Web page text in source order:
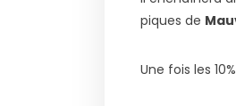
piques de
Une fois les